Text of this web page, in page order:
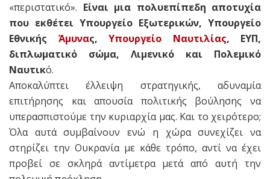
«περιστατικό». Είναι μια πολυεπίπεδη αποτυχία
που εκθέτει Υπουργείο Εξωτερικών, Υπουργείο
Εθνικής Άμυνας, Υπουργείο Ναυτιλίας, ΕΥΠ,
διπλωματικό σώμα, Λιμενικό και Πολεμικό
Ναυτικό.
Αποκαλύπτει έλλειψη στρατηγικής, αδυναμία
επιτήρησης και απουσία πολιτικής βούλησης να
υπερασπιστούμε την κυριαρχία μας. Και το χειρότερο;
Όλα αυτά συμβαίνουν ενώ η χώρα συνεχίζει να
στηρίζει την Ουκρανία με κάθε τρόπο, αντί να έχει
προβεί σε σκληρά αντίμετρα μετά από αυτή την